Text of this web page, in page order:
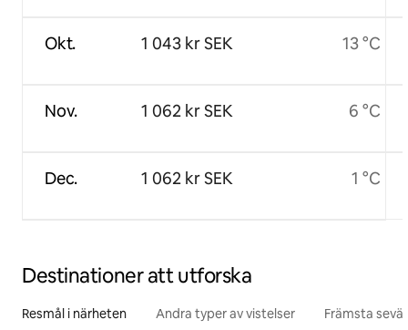
Okt.
Nov.
Dec.
1 043 kr SEK
1 062 kr SEK
1 062 kr SEK
13 °C
6 °C
1 °C
Destinationer att utforska
Resmål i närheten Andra typer av vistelser Främsta